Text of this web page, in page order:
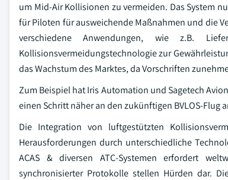
um Mid-Air Kollisionen zu vermeiden. Das System
für Piloten für ausweichende Maßnahmen und die
verschiedene Anwendungen, wie z.B.
Kollisionsvermeidungstechnologie zur
das Wachstum des Marktes, da Vorschriften
Zum Beispiel hat Iris Automation und Sagetech
einen Schritt näher an den zukünftigen BVLOS-Flug
Die Integration von luftgestützten
Herausforderungen durch unterschiedliche
ACAS & diversen ATC-Systemen erfordert
synchronisierter Protokolle stellen Hürden dar.